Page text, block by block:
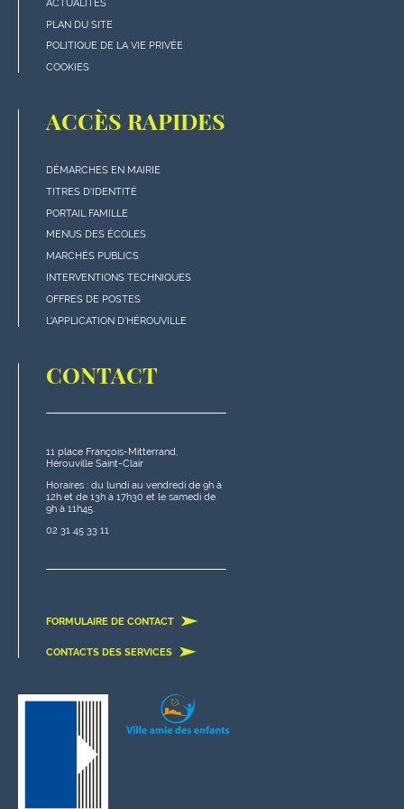
page
ACTUALITÉS
PLAN DU SITE
POLITIQUE DE LA VIE PRIVÉE
COOKIES
ACCÈS RAPIDES
Menu
"Accès
rapides"
en
bas
de
page
DÉMARCHES EN MAIRIE
TITRES D'IDENTITÉ
PORTAIL FAMILLE
MENUS DES ÉCOLES
MARCHÉS PUBLICS
INTERVENTIONS TECHNIQUES
OFFRES DE POSTES
L'APPLICATION D'HÉROUVILLE
CONTACT
11 place François-Mitterrand,
Hérouville Saint-Clair
Horaires : du lundi au vendredi de 9h à
12h et de 13h à 17h30 et le samedi de
9h à 11h45.
02 31 45 33 11
FORMULAIRE DE CONTACT
CONTACTS DES SERVICES